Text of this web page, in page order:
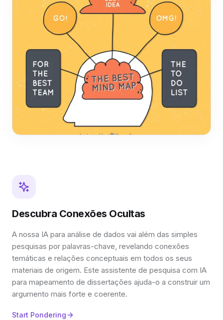
Descubra Conexões Ocultas
A nossa IA para análise de dados vai além das simples
pesquisas por palavras-chave, revelando conexões
temáticas e relações conceptuais em todos os seus
materiais de origem. Este assistente de pesquisa com IA
para mapeamento de dissertações ajuda-o a construir um
argumento mais forte e coerente.
Start Pondering